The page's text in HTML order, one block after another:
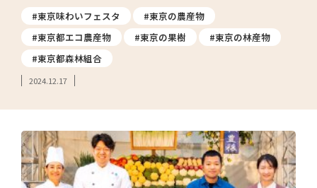
#東京味わいフェスタ
#東京の農産物
#東京都エコ農産物
#東京の果樹
#東京の林産物
#東京都森林組合
2024.12.17